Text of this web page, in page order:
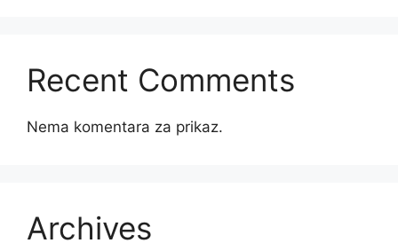
Recent Comments
Nema komentara za prikaz.
Archives